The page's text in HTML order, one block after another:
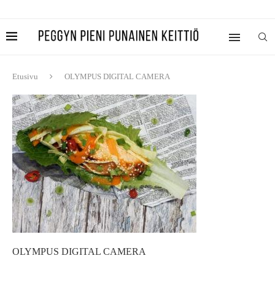
Etusivu OLYMPUS DIGITAL CAMERA
OLYMPUS DIGITAL CAMERA